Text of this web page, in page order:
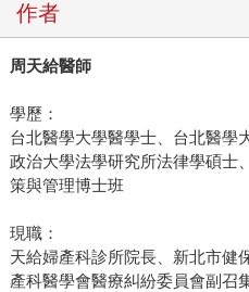
作者
周天給醫師
學歷：
台北醫學大學醫學士、台北醫學
政治大學法學研究所法律學碩士
策與管理博士班
現職：
天給婦產科診所院長、新北市健
產科醫學會醫療糾紛委員會副召